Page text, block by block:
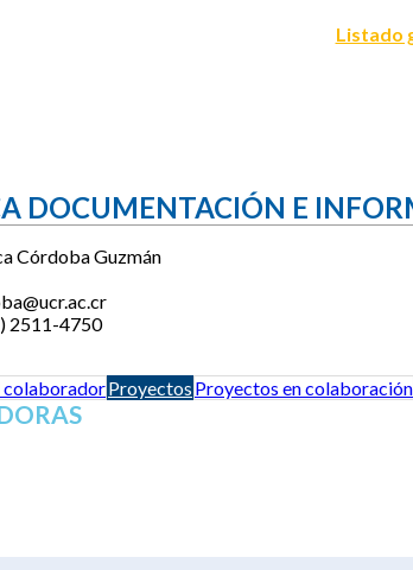
Listado
DOCUMENTACIÓN E
Córdoba Guzmán
2511-4750
colaboradorProyectos Proyectos en colaboración